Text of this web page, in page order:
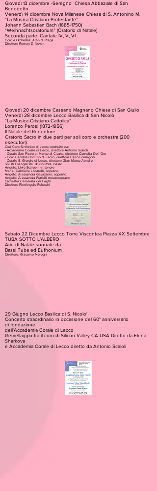
Giovedì 13 dicembre -Seregno Chiesa Abbaziale di San
Benedetto
Venerdì 14 dicembre Nova Milanese Chiesa di S. Antonino M.
“La Musica Cristiano-Protestante”
Johann Sebastian Bach (1685-1750)
“Weihnachtsoratorium” (Oratorio di Natale)
Seconda parte: Cantate IV, V, VI
Coro e Orchestra: Art-n di Praga
Direttore Roman Z. Novak
Giovedì 20 dicembre Cassano Magnano Chiesa di San Giulio
Venerdì 28 dicembre Lecco Basilica di San Nicolò
“La Musica Cristiano-Cattolica”
Lorenzo Perosi (1872-1956)
Il Natale del Redentore
Oratorio Sacro in due parti per soli coro e orchestra (200
esecutori)
Cori Coro Sinfonico di Lecco costituito da:
- Accademia Corale di Lecco, direttore Antonio Scaioli
- Corale San Pietro al Monte di Civate, direttore Cornelia Dell’Oro
- Coro Cantate Domino di Lecco, direttore Carlo Formigoni
- Corale S. Giorgio di Lecco, direttore Gian Marco Aondio
Solisti Evangelista: Bruno Rota, basso
Angelo: Livio Scarpellini, tenore
Maria: Gabriella Locatelli, soprano
Angelo: Alessandra Gavazzeni, soprano
Angelo: Alessandra Fratelli mezzosoprano
Orchestra Camerata dei Laghi
Direttore PierAngelo Pelucchi
Sabato 22 Dicembre Lecco Torre Viscontea Piazza XX Settembre
TUBA SOTTO L’ALBERO
Arie di Natale suonate da
Bassi Tuba ed Eufhonium
Direttore: Giacomo Mologni
29 Giugno Lecco Basilica di S. Nicolo'
Concerto straordinario in occasione del 60° anniversario
di fondazione
dell'Accademia Corale di Lecco
Gemellaggio tra il coro di Silicon Valley CA USA Diretto da Elena
Sharkova
e Accademia Corale di Lecco diretto da Antonio Scaioli